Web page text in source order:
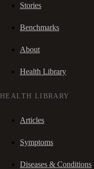
Stories
Benchmarks
About
Health Library
HEALTH LIBRARY
Articles
Symptoms
Diseases & Conditions